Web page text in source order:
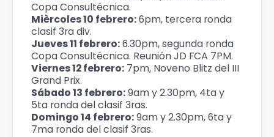
Copa Consultécnica.
Mièrcoles 10 febrero:6pm, tercera ronda
clasif 3ra div.
Jueves 11 febrero:6.30pm, segunda ronda
Copa Consultécnica. Reunión JD FCA 7PM.
Viernes 12 febrero: 7pm, Noveno Blitz del III
Grand Prix.
Sábado 13 febrero:9am y 2.30pm, 4ta y
5ta ronda del clasif 3ras.
Domingo 14 febrero:9am y 2.30pm, 6ta y
7ma ronda del clasif 3ras.